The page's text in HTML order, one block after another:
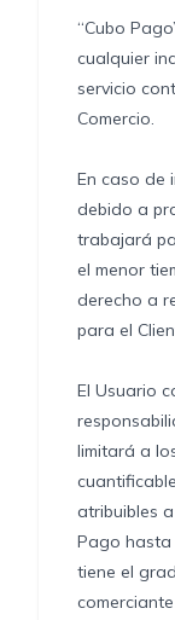
“Cubo
cualquier
servicio
Comercio.
En caso de
debido a
trabajará
el menor
derecho a
para el
El Usuario
limitará a
atribuibles
Pago hasta
tiene el